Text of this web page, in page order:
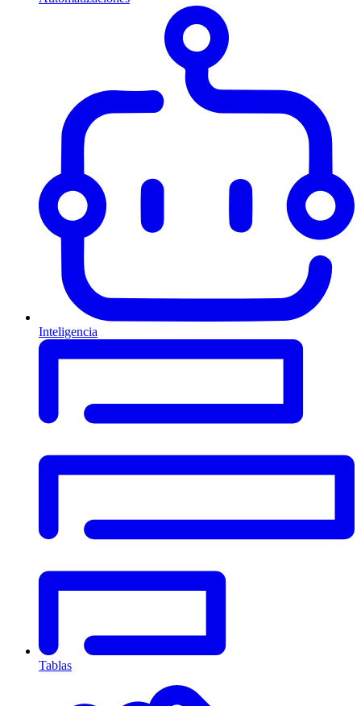
Inteligencia
Tablas